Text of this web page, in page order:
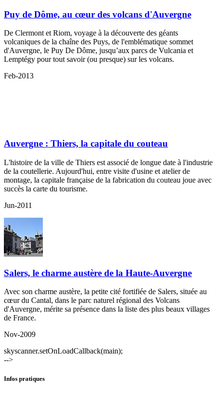
Puy de Dôme, au cœur des volcans d'Auvergne
De Clermont et Riom, voyage à la découverte des géants
volcaniques de la chaîne des Puys, de l'emblématique sommet
d'Auvergne, le Puy De Dôme, jusqu’aux parcs de Vulcania et
Lemptégy pour tout savoir (ou presque) sur les volcans.
Feb-2013
Auvergne : Thiers, la capitale du couteau
L'histoire de la ville de Thiers est associé de longue date à l'industrie
de la coutellerie. Aujourd'hui, entre visite d'usine et atelier de
montage, la capitale française de la fabrication du couteau joue avec
succès la carte du tourisme.
Jun-2011
Salers, le charme austère de la Haute-Auvergne
Avec son charme austère, la petite cité fortifiée de Salers, située au
cœur du Cantal, dans le parc naturel régional des Volcans
d'Auvergne, mérite sa présence dans la liste des plus beaux villages
de France.
Nov-2009
skyscanner.setOnLoadCallback(main);
-->
Infos pratiques